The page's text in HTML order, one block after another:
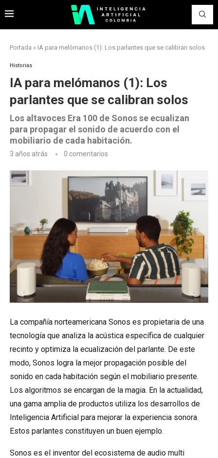
Portada » IA para melómanos (1): Los parlantes que se calibran solos
Historias
IA para melómanos (1): Los
parlantes que se calibran solos
Los altavoces Era 100 de Sonos se ecualizan
para propagar el sonido de acuerdo con el
mobiliario de cada habitación.
3 años atrás 0 comentarios
La compañía norteamericana Sonos es propietaria de una
tecnología que analiza la acústica específica de cualquier
recinto y optimiza la ecualización del parlante. De este
modo, Sonos logra la mejor propagación posible del
sonido en cada habitación según el mobiliario presente.
Los algoritmos se encargan de la magia. En la actualidad,
una gama amplia de productos utiliza los desarrollos de
Inteligencia Artificial para mejorar la experiencia sonora.
Estos parlantes constituyen un buen ejemplo.
Sonos es el inventor del ecosistema de audio multi